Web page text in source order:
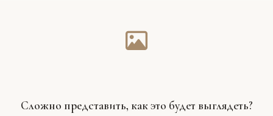
Сложно представить, как это будет выглядеть?